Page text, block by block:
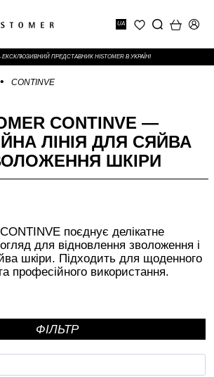
UA
ЕКСКЛЮЗИВНИЙ ПРЕДСТАВНИК HISTOMER В УКРАЇНІ
CONTINVE
CONTINVE —
ЛІНІЯ ДЛЯ СЯЙВА
ШКІРИ
поєднує делікатне
для відновлення зволоження і
шкіри. Підходить для щоденного
професійного використання.
ФIЛЬТР